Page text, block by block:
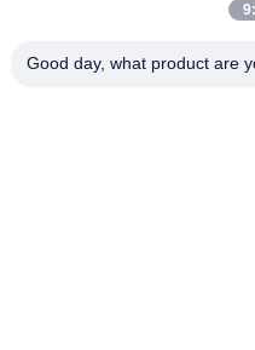
o PWB híbrido de 4 camadas
Good day, what product are